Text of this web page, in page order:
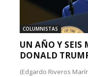
COLUMNISTAS
UN AÑO Y SEIS
DONALD
(Edgardo Riveros